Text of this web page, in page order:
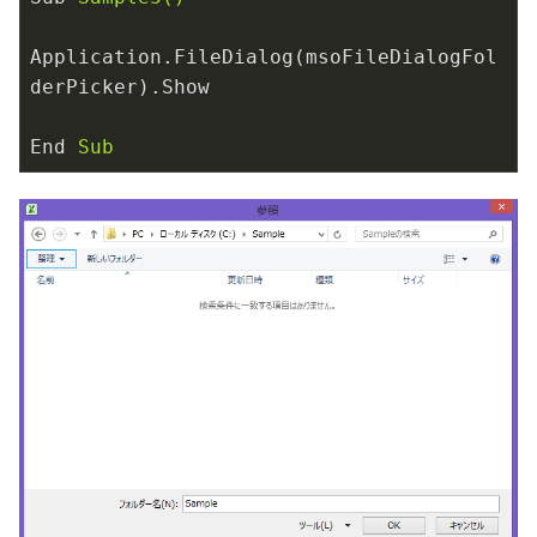
Application.FileDialog(msoFileDialogFol
derPicker).Show
End Sub